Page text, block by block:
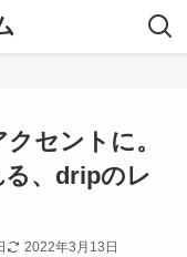
セントに。
、dripのレ
2022年3月13日